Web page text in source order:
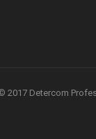
2017 Detercom